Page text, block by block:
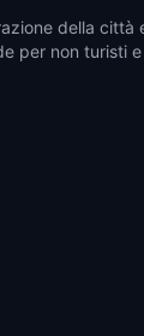
della
per non turisti